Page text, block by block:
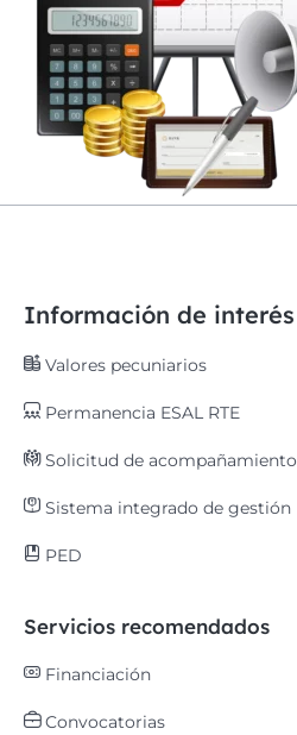
Información de interés
Valores pecuniarios
Permanencia ESAL RTE
Solicitud de acompañamiento
Sistema integrado de gestión
PED
Servicios recomendados
Financiación
Convocatorias